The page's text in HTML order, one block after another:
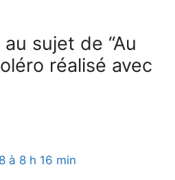
sujet de “Au
réalisé avec
à 8 h 16 min